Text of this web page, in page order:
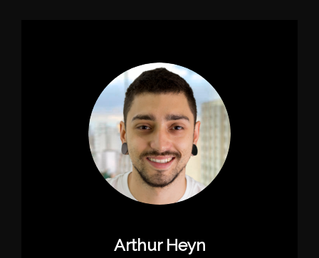
Arthur Heyn